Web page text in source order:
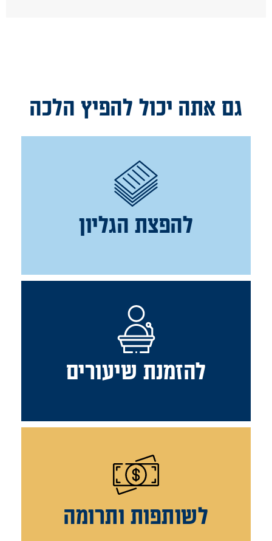
גם אתה יכול להפיץ הלכה
להפצת הגליון
להזמנת שיעורים
לשותפות ותרומה